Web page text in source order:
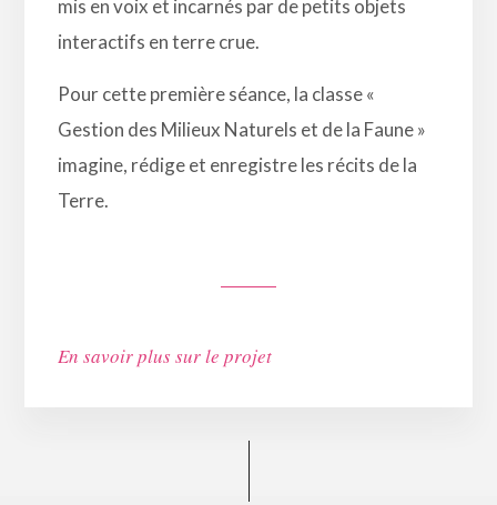
mis en voix et incarnés par de petits objets
interactifs en terre crue.
Pour cette première séance, la classe «
Gestion des Milieux Naturels et de la Faune »
imagine, rédige et enregistre les récits de la
Terre.
En savoir plus sur le projet